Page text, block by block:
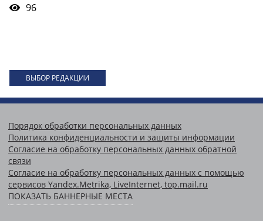
96
ВЫБОР РЕДАКЦИИ
Порядок обработки персональных данных
Политика конфиденциальности и защиты информации
Согласие на обработку персональных данных обратной
связи
Согласие на обработку персональных данных с помощью
сервисов Yandex.Metrika, LiveInternet, top.mail.ru
ПОКАЗАТЬ БАННЕРНЫЕ МЕСТА